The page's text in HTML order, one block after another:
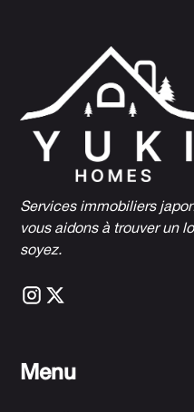
Services immobiliers
vous aidons à trouver un
soyez.
Menu